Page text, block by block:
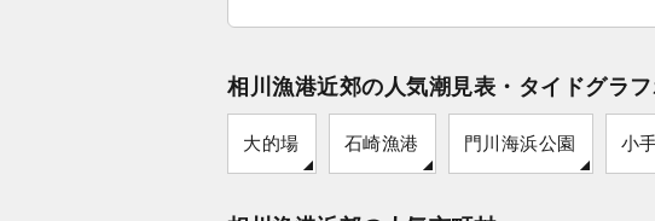
相川漁港近郊の人気潮見表・タイドグラフ
大的場 石崎漁港 門川海浜公園 小